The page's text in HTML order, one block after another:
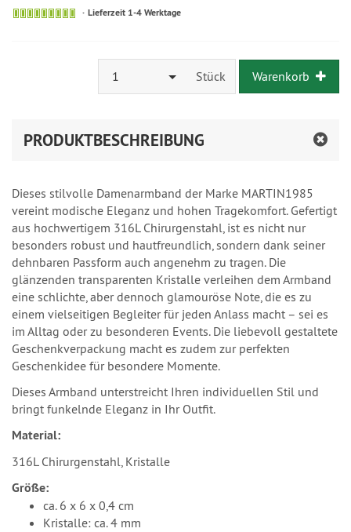
Lieferzeit 1-4 Werktage
1 Stück Warenkorb
PRODUKTBESCHREIBUNG
Dieses stilvolle Damenarmband der Marke MARTIN1985
vereint modische Eleganz und hohen Tragekomfort. Gefertigt
aus hochwertigem 316L Chirurgenstahl, ist es nicht nur
besonders robust und hautfreundlich, sondern dank seiner
dehnbaren Passform auch angenehm zu tragen. Die
glänzenden transparenten Kristalle verleihen dem Armband
eine schlichte, aber dennoch glamouröse Note, die es zu
einem vielseitigen Begleiter für jeden Anlass macht – sei es
im Alltag oder zu besonderen Events. Die liebevoll gestaltete
Geschenkverpackung macht es zudem zur perfekten
Geschenkidee für besondere Momente.
Dieses Armband unterstreicht Ihren individuellen Stil und
bringt funkelnde Eleganz in Ihr Outfit.
Material:
316L Chirurgenstahl, Kristalle
Größe:
ca. 6 x 6 x 0,4 cm
Kristalle: ca. 4 mm